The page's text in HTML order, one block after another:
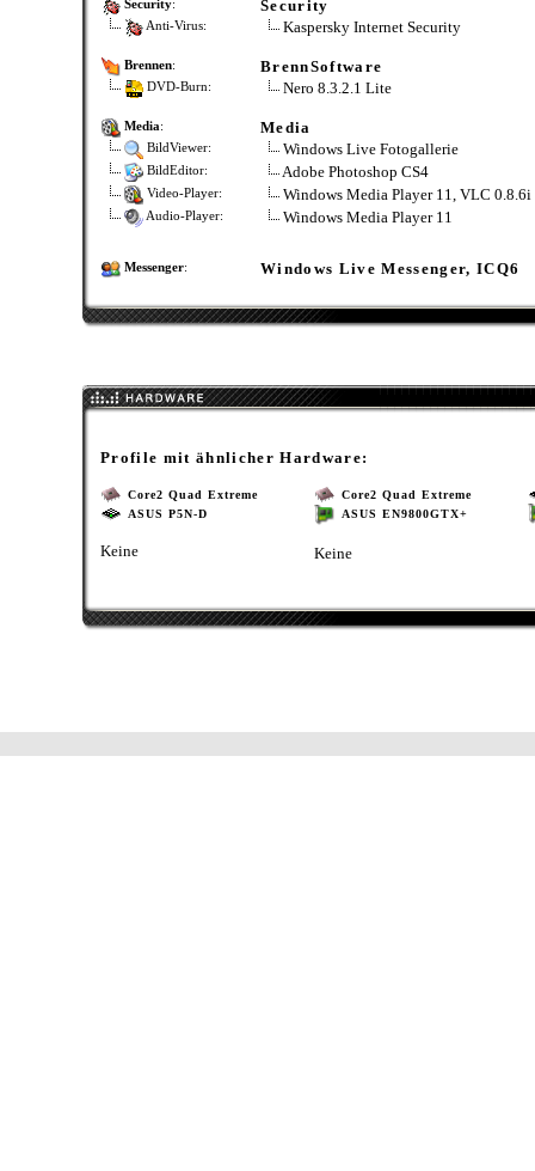
Security: Security
Anti-Virus: Kaspersky Internet Security
Brennen: BrennSoftware
DVD-Burn: Nero 8.3.2.1 Lite
Media: Media
BildViewer: Windows Live Fotogallerie
BildEditor: Adobe Photoshop CS4
Video-Player: Windows Media Player 11, VLC 0.8.6i
Audio-Player: Windows Media Player 11
Messenger: Windows Live Messenger, ICQ6
Profile mit ähnlicher Hardware:
Core2 Quad Extreme
ASUS P5N-D
Keine
Core2 Quad Extreme
ASUS EN9800GTX+
Keine